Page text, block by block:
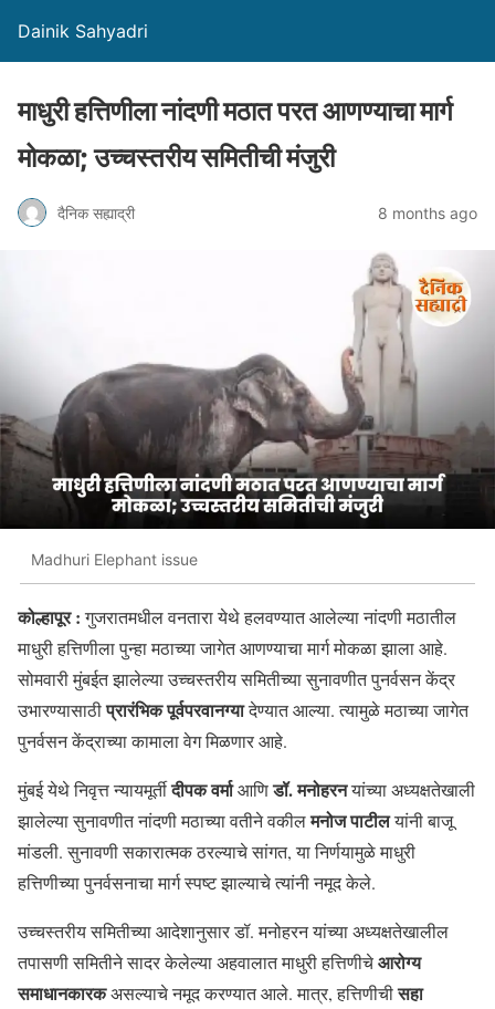
Dainik Sahyadri
माधुरी हत्तिणीला नांदणी मठात परत आणण्याचा मार्ग
मोकळा; उच्चस्तरीय समितीची मंजुरी
दैनिक सह्याद्री 8 months ago
Madhuri Elephant issue
कोल्हापूर :गुजरातमधील वनतारा येथे हलवण्यात आलेल्या नांदणी मठातील
माधुरी हत्तिणीला पुन्हा मठाच्या जागेत आणण्याचा मार्ग मोकळा झाला आहे.
सोमवारी मुंबईत झालेल्या उच्चस्तरीय समितीच्या सुनावणीत पुनर्वसन केंद्र
उभारण्यासाठीप्रारंभिक पूर्वपरवानग्यादेण्यात आल्या. त्यामुळे मठाच्या जागेत
पुनर्वसन केंद्राच्या कामाला वेग मिळणार आहे.
मुंबई येथे निवृत्त न्यायमूर्तीदीपक वर्माआणिडॉ. मनोहरनयांच्या अध्यक्षतेखाली
झालेल्या सुनावणीत नांदणी मठाच्या वतीने वकीलमनोज पाटीलयांनी बाजू
मांडली. सुनावणी सकारात्मक ठरल्याचे सांगत, या निर्णयामुळे माधुरी
हत्तिणीच्या पुनर्वसनाचा मार्ग स्पष्ट झाल्याचे त्यांनी नमूद केले.
उच्चस्तरीय समितीच्या आदेशानुसार डॉ. मनोहरन यांच्या अध्यक्षतेखालील
तपासणी समितीने सादर केलेल्या अहवालात माधुरी हत्तिणीचेआरोग्य
समाधानकारकअसल्याचे नमूद करण्यात आले. मात्र, हत्तिणीचीसहा